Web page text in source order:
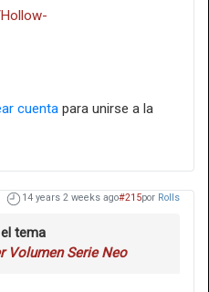
cuenta para unirse a la
14 years 2 weeks ago#215por Rolls
tema
Volumen Serie Neo